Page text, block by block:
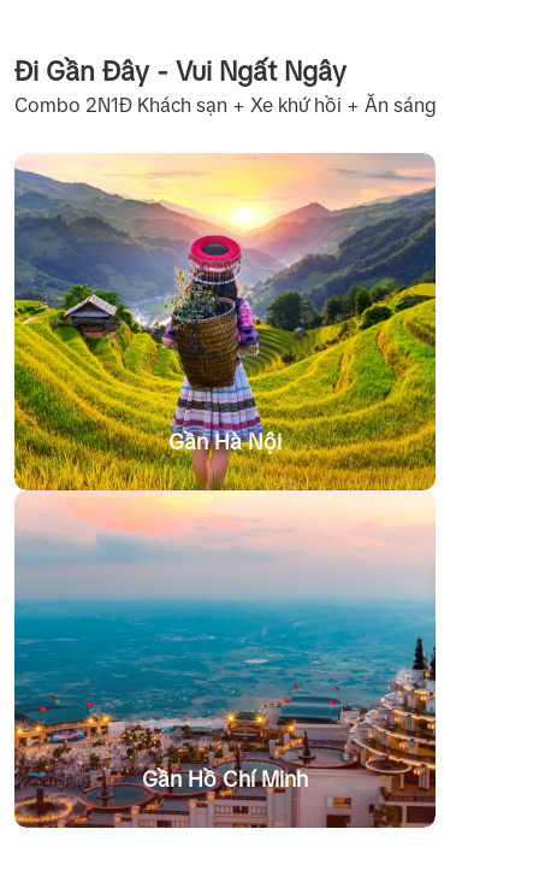
Đi Gần Đây - Vui Ngất Ngây
Combo 2N1Đ Khách sạn + Xe khứ hồi + Ăn sáng
Gần Hà Nội
Gần Hồ Chí Minh